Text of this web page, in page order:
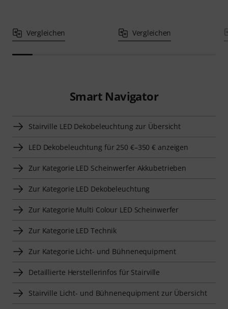
Vergleichen Vergleichen
Smart Navigator
Stairville LED Dekobeleuchtung zur Übersicht
LED Dekobeleuchtung für 250 €–350 € anzeigen
Zur Kategorie LED Scheinwerfer Akkubetrieben
Zur Kategorie LED Dekobeleuchtung
Zur Kategorie Multi Colour LED Scheinwerfer
Zur Kategorie LED Technik
Zur Kategorie Licht- und Bühnenequipment
Detaillierte Herstellerinfos für Stairville
Stairville Licht- und Bühnenequipment zur Übersicht